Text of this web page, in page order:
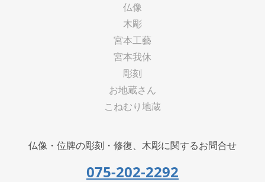
仏像
木彫
宮本工藝
宮本我休
彫刻
お地蔵さん
こねむり地蔵
仏像・位牌の彫刻・修復、木彫に関するお問合せ
075-202-2292